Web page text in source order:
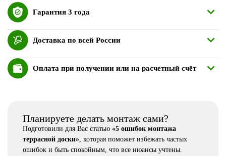
Гарантия 3 года
Доставка по всей России
Оплата при получении или на расчетный счёт
Планируете делать монтаж сами?
Подготовили для Вас статью «5 ошибок монтажа
террасной доски», которая поможет избежать частых
ошибок и быть спокойным, что все нюансы учтены.